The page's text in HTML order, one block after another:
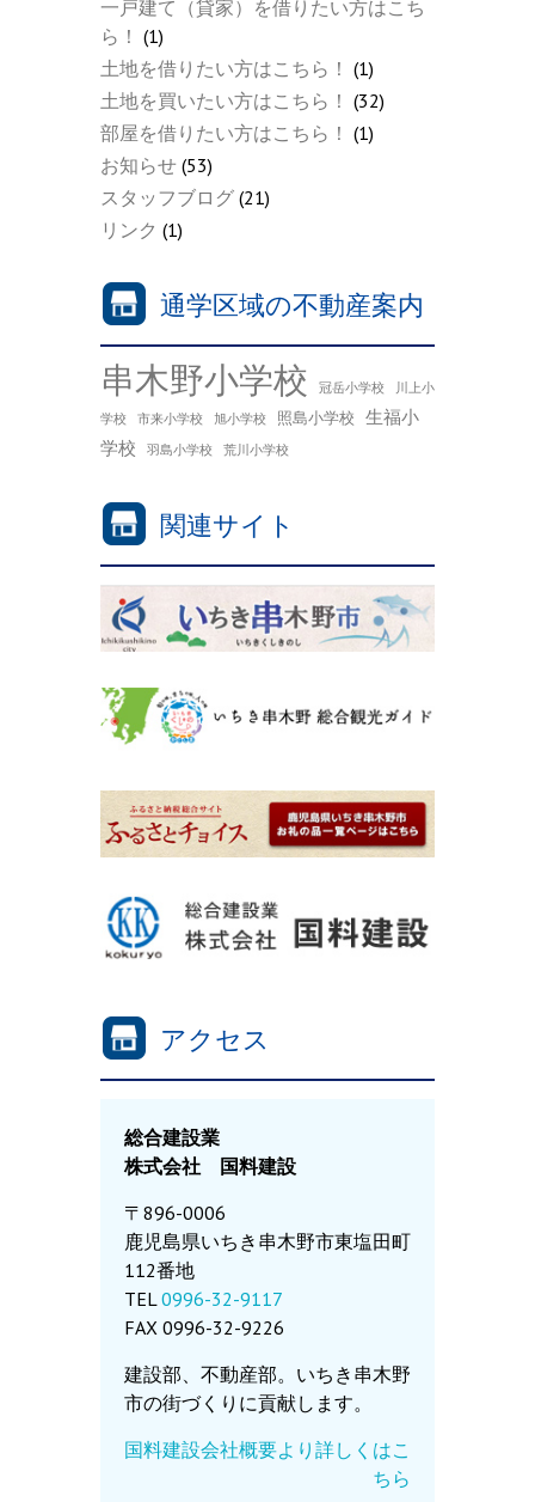
一戸建て（貸家）を借りたい方はこち
ら！ (1)
土地を借りたい方はこちら！ (1)
土地を買いたい方はこちら！ (32)
部屋を借りたい方はこちら！ (1)
お知らせ (53)
スタッフブログ (21)
リンク (1)
通学区域の不動産案内
串木野小学校 冠岳小学校
川上小
学校
市来小学校 旭小学校 照島小学校 生福小
学校
羽島小学校 荒川小学校
関連サイト
アクセス
総合建設業
株式会社 国料建設
〒896-0006
鹿児島県いちき串木野市東塩田町
112番地
TEL0996-32-9117
FAX 0996-32-9226
建設部、不動産部。いちき串木野
市の街づくりに貢献します。
国料建設会社概要より詳しくはこ
ちら